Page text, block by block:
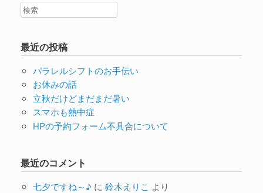
最近の投稿
パラレルシフトのお手伝い
お休みの話
立秋だけどまだまだ暑い
スマホも熱中症
HPの予約フォーム不具合について
最近のコメント
七夕ですね～♪に 鈴木えりこ より